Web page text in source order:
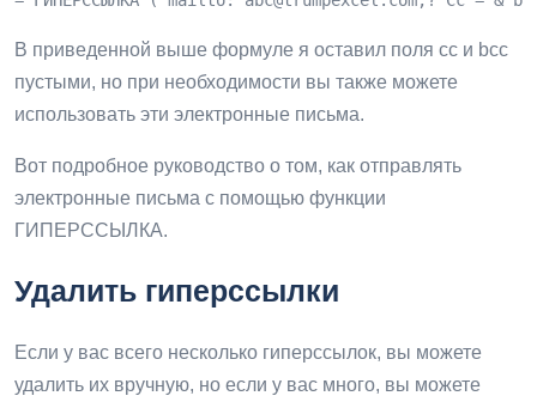
В приведенной выше формуле я оставил поля cc и bcc
пустыми, но при необходимости вы также можете
использовать эти электронные письма.
Вот подробное руководство о том, как отправлять
электронные письма с помощью функции
ГИПЕРССЫЛКА.
Удалить гиперссылки
Если у вас всего несколько гиперссылок, вы можете
удалить их вручную, но если у вас много, вы можете